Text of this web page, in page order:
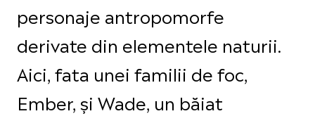
personaje antropomorfe
derivate din elementele naturii.
Aici, fata unei familii de foc,
Ember, și Wade, un băiat